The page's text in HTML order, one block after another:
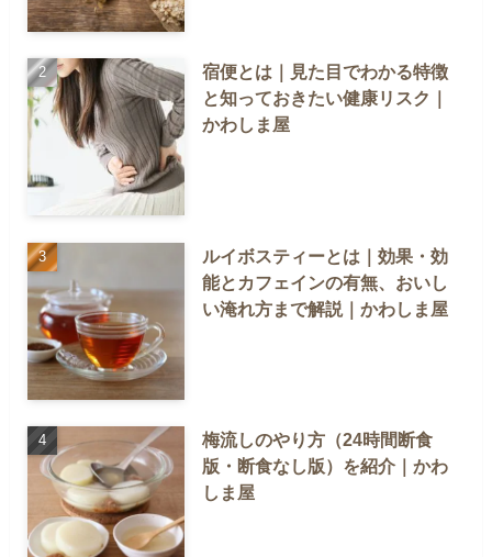
宿便とは｜見た目でわかる特徴
と知っておきたい健康リスク｜
かわしま屋
ルイボスティーとは｜効果・効
能とカフェインの有無、おいし
い淹れ方まで解説｜かわしま屋
梅流しのやり方（24時間断食
版・断食なし版）を紹介｜かわ
しま屋